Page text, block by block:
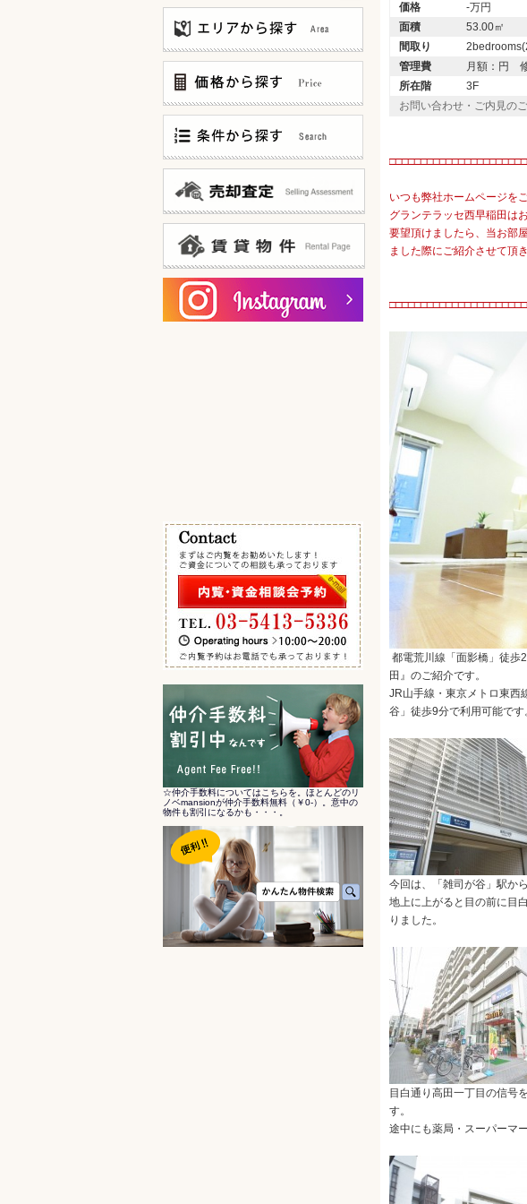
価格
-万円
面積
53.00㎡
間取り
管理費
月額：円
所在階
3F
お問い合わせ・ご内見の
いつも弊社ホームページを
グランテラッセ西早稲田は
要望頂けましたら、当お部
ました際にご紹介させて頂き
都電荒川線「面影橋」徒歩
田』のご紹介です。
JR山手線・東京メトロ東西
谷」徒歩9分で利用可能です
今回は、「雑司が谷」駅か
地上に上がると目の前に目
りました。
目白通り高田一丁目の信号
す。
途中にも薬局・スーパーマ
〜3,000万
3,000万〜5,000万
8,000万〜12,000万
12,000万〜
仲介手数料無料
仲介手数料お値引中
20F建て以上 タワーマンション
新築マンション
邸宅風?低層マンション
100世帯以上 大規模マンション
ゲストルームあります!
宅配ボックスあります!
共用部分ミドリ充実!
オーナー様ログイン
賃貸物件一覧
☆仲介手数料についてはこちらを。ほとんどのリ
ノベmansionが仲介手数料無料（￥0-）。意中の
物件も割引になるかも・・・。